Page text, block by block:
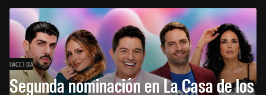
HACE 1 DÍA
Segunda nominación en La Casa de los